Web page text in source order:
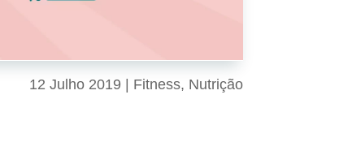
12 Julho 2019 | Fitness, Nutrição